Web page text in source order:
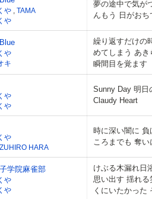
や
TAMA
や
夢の途中で気が
んもう 日がお
や
キ
繰り返すだけの
めてしまう あ
瞬間目を覚ます
や
や
Sunny Day 明日
Claudy Heart
や
HARA
時に深い闇に 負
ころまでも 奪
学院麻雀部
や
や
けぶる木漏れ日
思い出す 揺れる
くにいたかった